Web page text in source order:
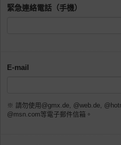
緊急連絡電話（手機）
E-mail
※ 請勿使用@gmx.de, @web.de,
@msn.com等電子郵件信箱。